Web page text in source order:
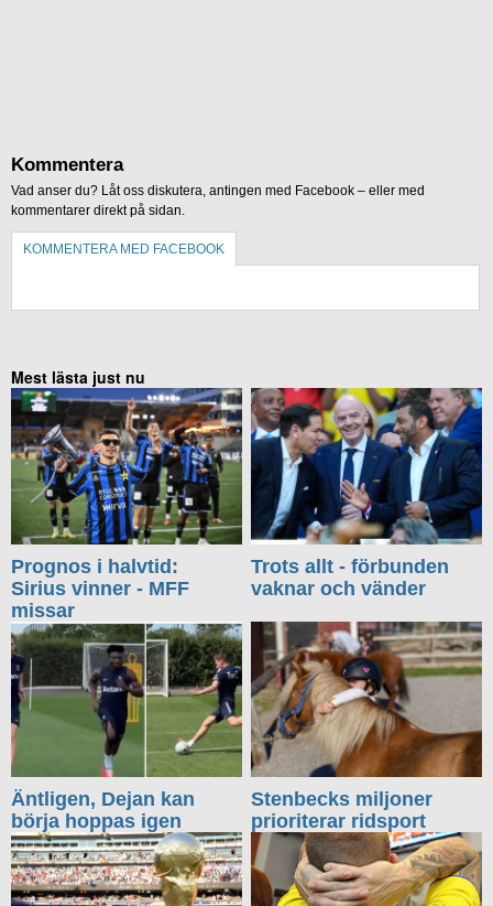
Kommentera
Vad anser du? Låt oss diskutera, antingen med Facebook – eller med
kommentarer direkt på sidan.
KOMMENTERA MED FACEBOOK
Mest lästa just nu
Prognos i halvtid:
Sirius vinner - MFF
missar
Trots allt - förbunden
vaknar och vänder
Äntligen, Dejan kan
börja hoppas igen
Stenbecks miljoner
prioriterar ridsport